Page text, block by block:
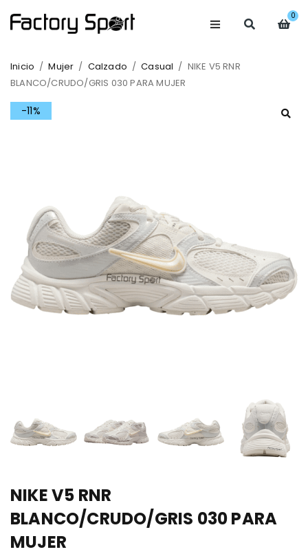
0
Inicio / Mujer / Calzado / Casual / NIKE V5 RNR
BLANCO/CRUDO/GRIS 030 PARA MUJER
-11%
NIKE V5 RNR
BLANCO/CRUDO/GRIS 030 PARA
MUJER